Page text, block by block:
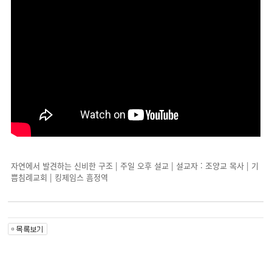
자연에서 발견하는 신비한 구조 | 주일 오후 설교 | 설교자 : 조양교 목사 | 기
쁨침례교회 | 킹제임스 흠정역